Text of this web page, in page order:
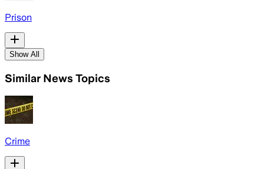
Prison
Show All
Similar News Topics
Crime